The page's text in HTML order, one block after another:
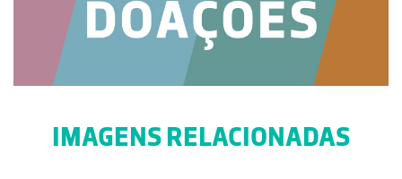
IMAGENS RELACIONADAS